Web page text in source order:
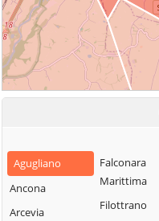
Agugliano
Ancona
Arcevia
Falconara
Marittima
Filottrano